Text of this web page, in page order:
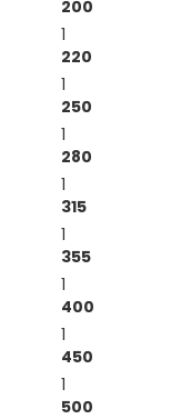
200
1
220
1
250
1
280
1
315
1
355
1
400
1
450
1
500